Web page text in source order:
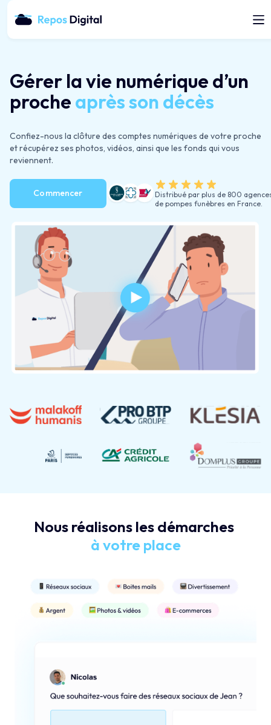
Gérer la vie numérique d’un
proche aprèsson décès
Confiez-nous la clôture des comptes numériques de votre proche
et récupérez ses photos, vidéos, ainsi que les fonds qui vous
reviennent.
Commencer
Distribué par plus de 800
de pompes funèbres en France.
Nous réalisons les démarches
à votre place